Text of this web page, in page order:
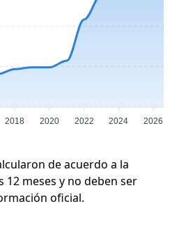
2018 2020 2022 2024 2026
de acuerdo a la
meses y no deben ser
oficial.